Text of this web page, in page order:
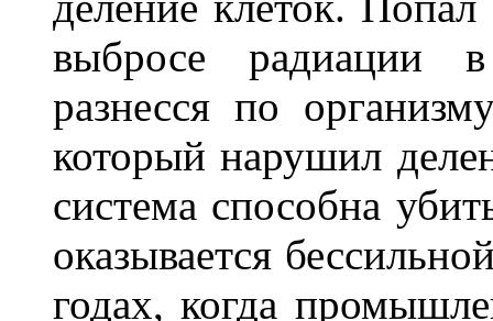
выбросе радиации
разнесся по
который нарушил
система способна
оказывается
годах, когда